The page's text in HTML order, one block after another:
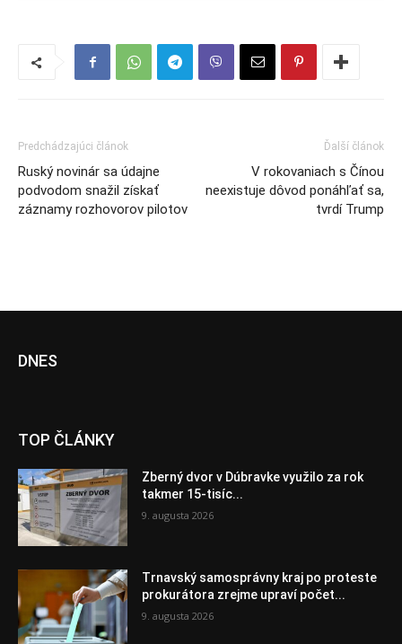
Predchádzajúci článok
Ruský novinár sa údajne
podvodom snažil získať
záznamy rozhovorov pilotov
Ďalší článok
V rokovaniach s Čínou
neexistuje dôvod ponáhľať sa,
tvrdí Trump
DNES
TOP ČLÁNKY
Zberný dvor v Dúbravke využilo za rok
takmer 15-tisíc...
9. augusta 2026
Trnavský samosprávny kraj po proteste
prokurátora zrejme upraví počet...
9. augusta 2026